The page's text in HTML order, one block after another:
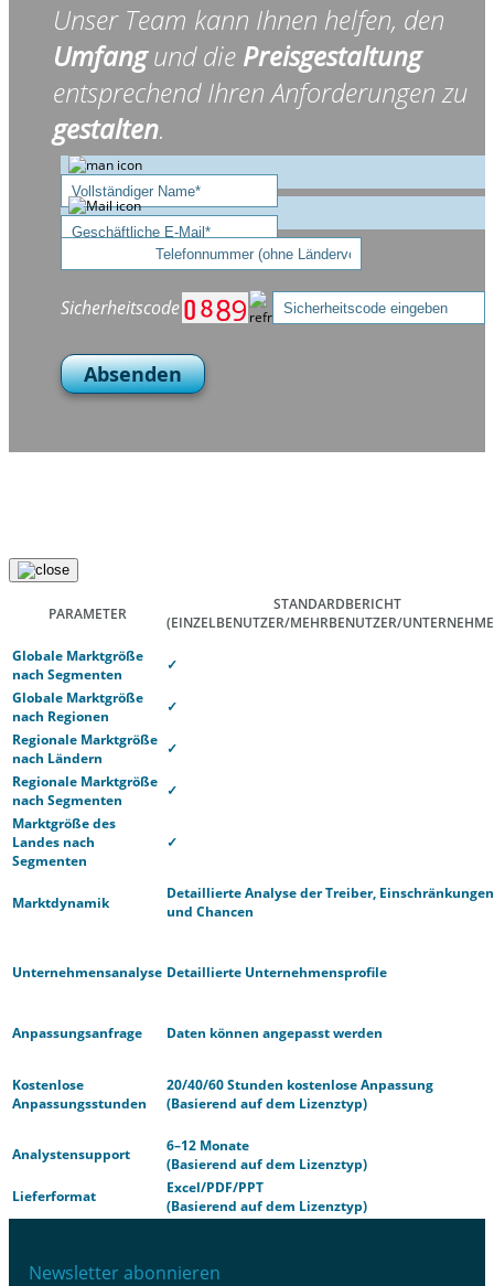
Unser Team kann Ihnen helfen, den
Umfangund die Preisgestaltung
entsprechend Ihren Anforderungen zu
gestalten.
Sicherheitscode
Absenden
PARAMETER
STANDARDBERICHT
(EINZELBENUTZER/MEHRBENUTZER/
Globale Marktgröße
nach Segmenten
✓
Globale Marktgröße
nach Regionen
✓
Regionale Marktgröße
nach Ländern
✓
Regionale Marktgröße
nach Segmenten
✓
Marktgröße des
Landes nach
Segmenten
✓
Marktdynamik
Detaillierte Analyse der Treiber, Einschränkungen
und Chancen
Unternehmensanalyse Detaillierte Unternehmensprofile
Anpassungsanfrage Daten können angepasst werden
Kostenlose
Anpassungsstunden
20/40/60 Stunden kostenlose Anpassung
(Basierend auf dem Lizenztyp)
Analystensupport
6–12 Monate
(Basierend auf dem Lizenztyp)
Lieferformat
Excel/PDF/PPT
(Basierend auf dem Lizenztyp)
Newsletter abonnieren